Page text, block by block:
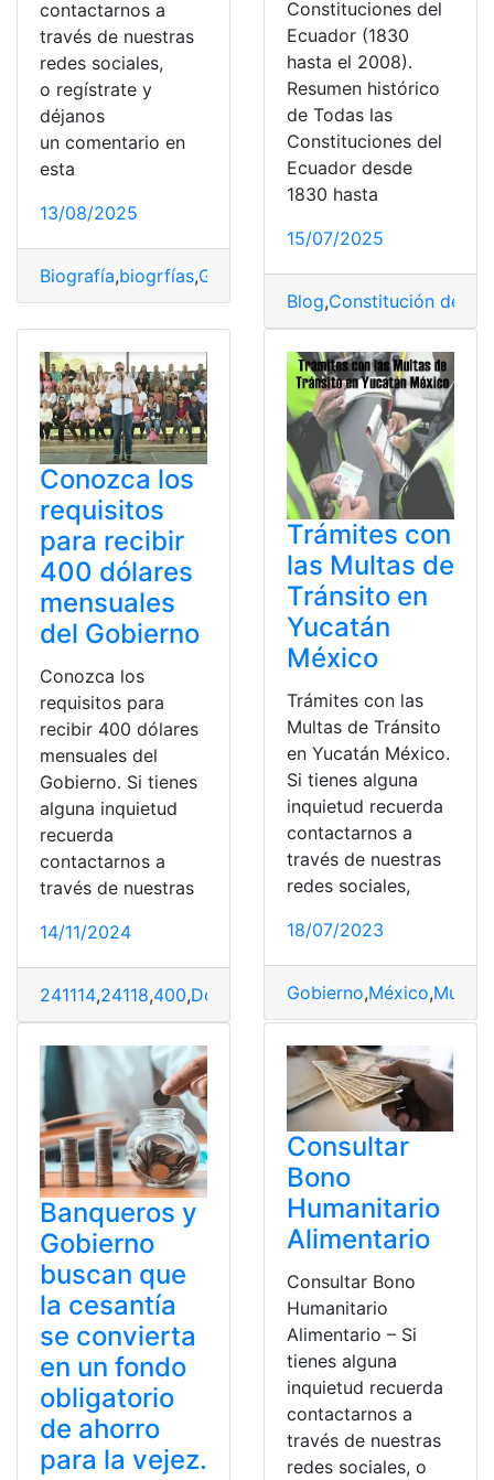
contactarnos a
través de nuestras
redes sociales,
o regístrate y
déjanos
un comentario en
esta
13/08/2025
Biografía,biogrfías,Gobierno,Obras,Presidencia,
Constituciones del
Ecuador (1830
hasta el 2008).
Resumen histórico
de Todas las
Constituciones del
Ecuador desde
1830 hasta
15/07/2025
Blog,Constitución de la
Conozca los
requisitos
para recibir
400 dólares
mensuales
del Gobierno
Conozca los
requisitos para
recibir 400 dólares
mensuales del
Gobierno. Si tienes
alguna inquietud
recuerda
contactarnos a
través de nuestras
14/11/2024
241114,24118,400,Dólares Gobierno,mensuales,Recibir
Trámites con
las Multas de
Tránsito en
Yucatán
México
Trámites con las
Multas de Tránsito
en Yucatán México.
Si tienes alguna
inquietud recuerda
contactarnos a
través de nuestras
redes sociales,
18/07/2023
Gobierno,México,Multas
Banqueros y
Gobierno
buscan que
la cesantía
se convierta
en un fondo
obligatorio
de ahorro
para la vejez.
Consultar
Bono
Humanitario
Alimentario
Consultar Bono
Humanitario
Alimentario – Si
tienes alguna
inquietud recuerda
contactarnos a
través de nuestras
redes sociales, o